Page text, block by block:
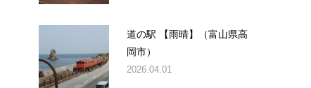
道の駅 【雨晴】（富山県高
岡市）
2026.04.01